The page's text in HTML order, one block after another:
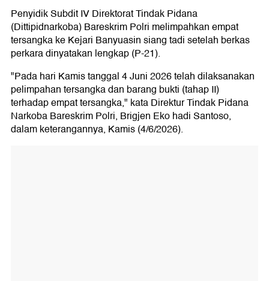
Penyidik Subdit IV Direktorat Tindak Pidana
(Dittipidnarkoba) Bareskrim Polri melimpahkan empat
tersangka ke Kejari Banyuasin siang tadi setelah berkas
perkara dinyatakan lengkap (P-21).
"Pada hari Kamis tanggal 4 Juni 2026 telah dilaksanakan
pelimpahan tersangka dan barang bukti (tahap II)
terhadap empat tersangka," kata Direktur Tindak Pidana
Narkoba Bareskrim Polri, Brigjen Eko hadi Santoso,
dalam keterangannya, Kamis (4/6/2026).